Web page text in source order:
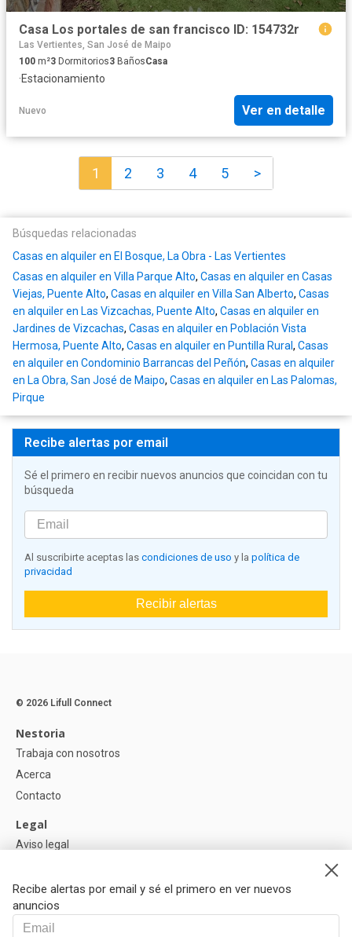
Casa Los portales de san francisco ID: 154732r
Las Vertientes, San José de Maipo
100 m²3 Dormitorios3 BañosCasa
·Estacionamiento
Nuevo Ver en detalle
1 2 3 4 5 >
Búsquedas relacionadas
Casas en alquiler en El Bosque, La Obra - Las Vertientes
Casas en alquiler en Villa Parque Alto, Casas en alquiler en Casas
Viejas, Puente Alto, Casas en alquiler en Villa San Alberto, Casas
en alquiler en Las Vizcachas, Puente Alto, Casas en alquiler en
Jardines de Vizcachas, Casas en alquiler en Población Vista
Hermosa, Puente Alto, Casas en alquiler en Puntilla Rural, Casas
en alquiler en Condominio Barrancas del Peñón, Casas en alquiler
en La Obra, San José de Maipo, Casas en alquiler en Las Palomas,
Pirque
Recibe alertas por email
Sé el primero en recibir nuevos anuncios que coincidan con tu
búsqueda
Al suscribirte aceptas las condiciones de uso y la política de
privacidad
Recibir alertas
Recibe alertas por email y sé el primero en ver nuevos
anuncios
© 2026 Lifull Connect
Nestoria
Trabaja con nosotros
Acerca
Contacto
Legal
Aviso legal
Política de Cookies
Ayuda